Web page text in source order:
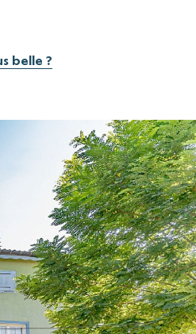
belle ?